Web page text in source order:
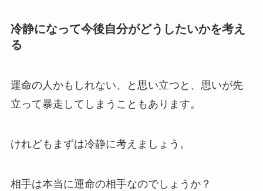
冷静になって今後自分がどうしたいかを考え
る
運命の人かもしれない、と思い立つと、思いが先
立って暴走してしまうこともあります。
けれどもまずは冷静に考えましょう。
相手は本当に運命の相手なのでしょうか？